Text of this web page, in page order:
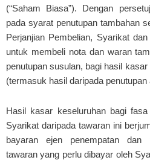
(“Saham Biasa”). Dengan
pada syarat penutupan tambahan
Perjanjian Pembelian, Syarikat
untuk membeli nota dan waran
penutupan susulan, bagi hasil
(termasuk hasil daripada penutupan
Hasil kasar keseluruhan bagi
Syarikat daripada tawaran ini
bayaran ejen penempatan dan
tawaran yang perlu dibayar oleh